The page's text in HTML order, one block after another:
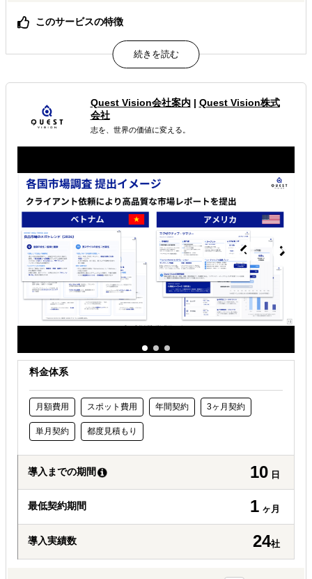
このサービスの特徴
タイ大手財閥グループを筆頭に多くの有力バイヤーが参
加！
バイヤーとの商談確率を上げるビジネスマッチングを実
施！
安心！
属するジャンル
解決できる課題
どの国に進出するべきか決めたい
許認可や規制調査など輸出／販売の準備をしたい
店舗出店のサポートをして欲しい
Quest Vision会社案内| Quest Vision株式
会社
志を、世界の価値に変える。
料金体系
月額費用 スポット費用 年間契約 3ヶ月契約
単月契約 都度見積もり
導入までの期間 10 日
最低契約期間 1 ヶ月
導入実績数 24社